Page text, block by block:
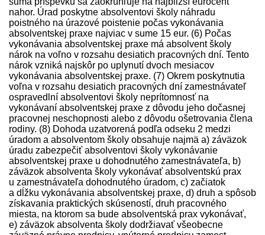
nahor. Úrad poskytne absolventovi školy náhradu
poistného na úrazové poistenie počas vykonávania
absolventskej praxe najviac v sume 15 eur. (6) Počas
vykonávania absolventskej praxe má absolvent školy
nárok na voľno v rozsahu desiatich pracovných dní. Tento
nárok vzniká najskôr po uplynutí dvoch mesiacov
vykonávania absolventskej praxe. (7) Okrem poskytnutia
voľna v rozsahu desiatich pracovných dní zamest­návateľ
ospravedlní absolventovi školy neprítomnosť na
vykonávaní absolventskej praxe z dôvodu jeho dočasnej
pracovnej neschopnosti alebo z dôvodu ošetrovania člena
rodiny. (8) Dohoda uzatvorená podľa odseku 2 medzi
úradom a absolventom školy obsahuje najmä a) záväzok
úradu zabezpečiť absolventovi školy vykonávanie
absolventskej praxe u dohodnutého zamest­návateľa, b)
záväzok absolventa školy vykonávať absolventskú prax
u zamest­návateľa dohodnutého úradom, c) začiatok
a dĺžku vykonávania absolventskej praxe, d) druh a spôsob
získavania praktických skúseností, druh pracovného
miesta, na ktorom sa bude absolventská prax vykonávať,
e) záväzok absolventa školy dodržiavať všeobecne